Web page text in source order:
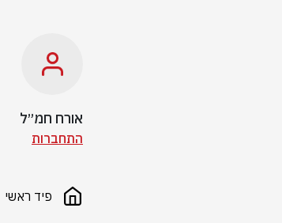
אורח חמ״ל
התחברות
פיד ראשי